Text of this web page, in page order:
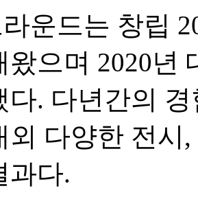
운드는 창립
왔으며 2020년
다. 다년간의
외 다양한 전시
과다.